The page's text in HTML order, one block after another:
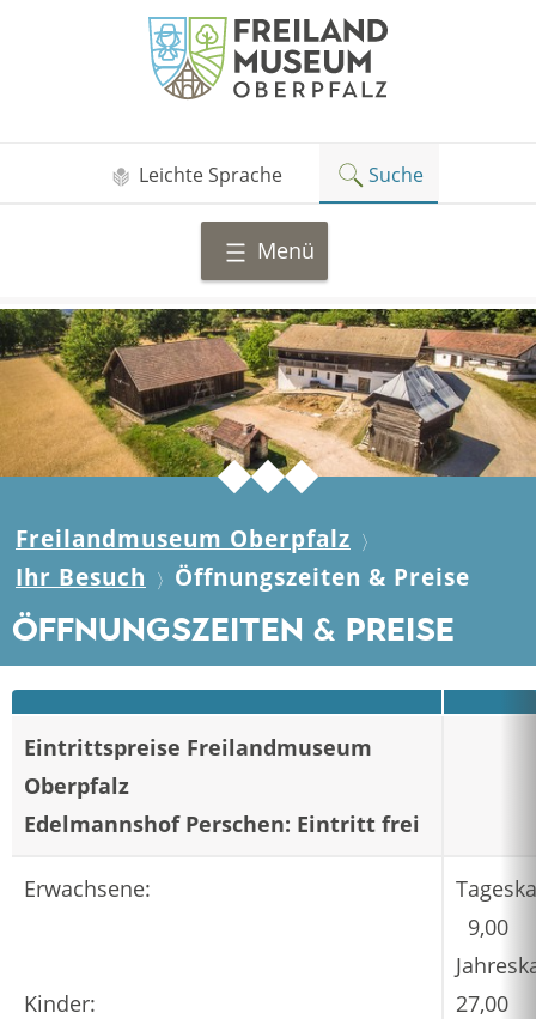
Freilandmuseum
Oberpfalz
Leichte Sprache Suche
Menü
Freilandmuseum Oberpfalz
Ihr Besuch
Öffnungszeiten & Preise
Öffnungszeiten & Preise
Eintrittspreise Freilandmuseum
Oberpfalz
Edelmannshof Perschen: Eintritt frei
Erwachsene:
Kinder:
9,00
27,00